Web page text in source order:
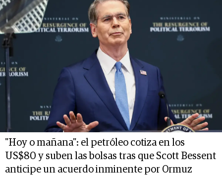
"Hoy o mañana": el petróleo cotiza en los
US$80 y suben las bolsas tras que Scott Bessent
anticipe un acuerdo inminente por Ormuz